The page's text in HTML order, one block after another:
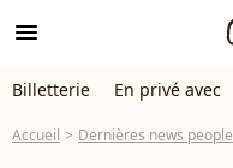
menu
Billetterie En privé avec
Accueil Dernières news people